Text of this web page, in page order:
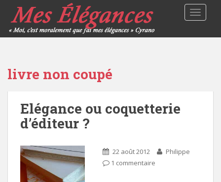
livre non coupé
Elégance ou coquetterie
d’éditeur ?
22 août 2012
Philippe
1 commentaire